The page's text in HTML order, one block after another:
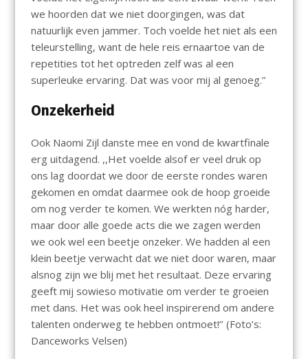
we hoorden dat we niet doorgingen, was dat
natuurlijk even jammer. Toch voelde het niet als een
teleurstelling, want de hele reis ernaartoe van de
repetities tot het optreden zelf was al een
superleuke ervaring. Dat was voor mij al genoeg.’’
Onzekerheid
Ook Naomi Zijl danste mee en vond de kwartfinale
erg uitdagend. ,,Het voelde alsof er veel druk op
ons lag doordat we door de eerste rondes waren
gekomen en omdat daarmee ook de hoop groeide
om nog verder te komen. We werkten nóg harder,
maar door alle goede acts die we zagen werden
we ook wel een beetje onzeker. We hadden al een
klein beetje verwacht dat we niet door waren, maar
alsnog zijn we blij met het resultaat. Deze ervaring
geeft mij sowieso motivatie om verder te groeien
met dans. Het was ook heel inspirerend om andere
talenten onderweg te hebben ontmoet!’’ (Foto’s:
Danceworks Velsen)